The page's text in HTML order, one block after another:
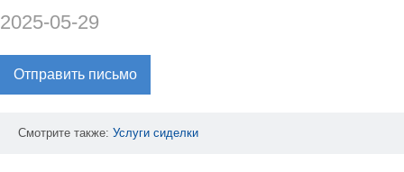
2025-05-29
Отправить письмо
Смотрите также: Услуги сиделки